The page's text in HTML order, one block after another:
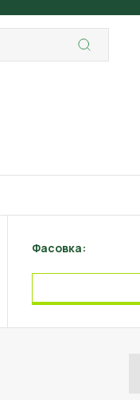
Фасовка: